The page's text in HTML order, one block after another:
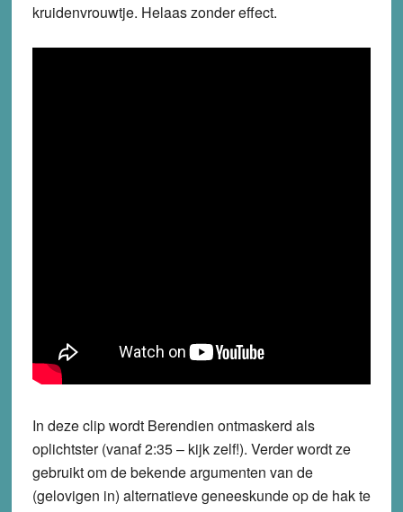
kruidenvrouwtje. Helaas zonder effect.
In deze clip wordt Berendien ontmaskerd als
oplichtster (vanaf 2:35 – kijk zelf!). Verder wordt ze
gebruikt om de bekende argumenten van de
(gelovigen in) alternatieve geneeskunde op de hak te